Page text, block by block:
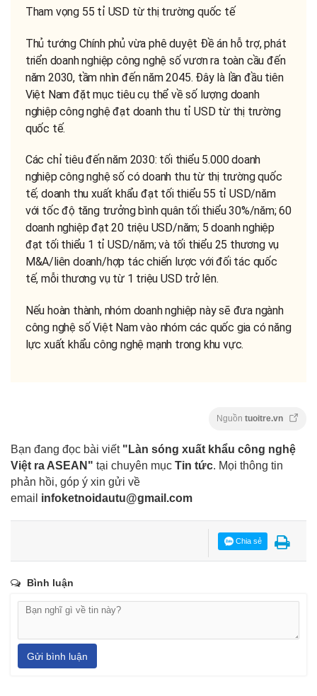
Tham vọng 55 tỉ USD từ thị trường quốc tế
Thủ tướng Chính phủ vừa phê duyệt Đề án hỗ trợ, phát
triển doanh nghiệp công nghệ số vươn ra toàn cầu đến
năm 2030, tầm nhìn đến năm 2045. Đây là lần đầu tiên
Việt Nam đặt mục tiêu cụ thể về số lượng doanh
nghiệp công nghệ đạt doanh thu tỉ USD từ thị trường
quốc tế.
Các chỉ tiêu đến năm 2030: tối thiểu 5.000 doanh
nghiệp công nghệ số có doanh thu từ thị trường quốc
tế; doanh thu xuất khẩu đạt tối thiểu 55 tỉ USD/năm
với tốc độ tăng trưởng bình quân tối thiểu 30%/năm; 60
doanh nghiệp đạt 20 triệu USD/năm; 5 doanh nghiệp
đạt tối thiểu 1 tỉ USD/năm; và tối thiểu 25 thương vụ
M&A/liên doanh/hợp tác chiến lược với đối tác quốc
tế, mỗi thương vụ từ 1 triệu USD trở lên.
Nếu hoàn thành, nhóm doanh nghiệp này sẽ đưa ngành
công nghệ số Việt Nam vào nhóm các quốc gia có năng
lực xuất khẩu công nghệ mạnh trong khu vực.
Nguồn tuoitre.vn
Bạn đang đọc bài viết "Làn sóng xuất khẩu công nghệ
Việt ra ASEAN" tại chuyên mục Tin tức. Mọi thông tin
phản hồi, góp ý xin gửi về
email infoketnoidautu@gmail.com
Chia sẻ
Bình luận
Gửi bình luận